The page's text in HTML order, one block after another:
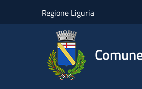
Regione Liguria